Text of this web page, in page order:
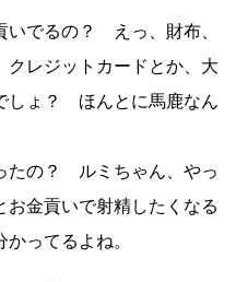
いでるの？ えっ、財布、
クレジットカードとか、大
しょ？ ほんとに馬鹿なん
たの？ ルミちゃん、やっ
お金貢いで射精したくなる
ってるよね。